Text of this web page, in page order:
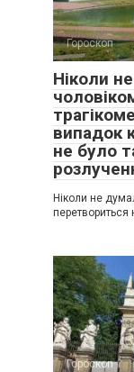
Гороскоп
Ніколи
випадок
не було
Ніколи не
перетвориться
Гороскоп